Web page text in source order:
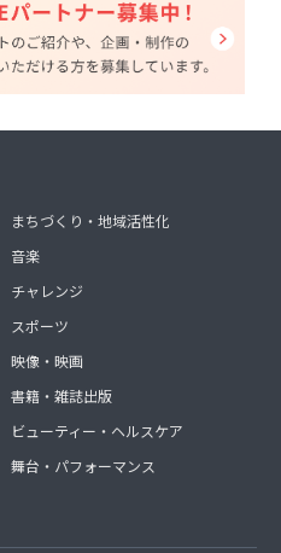
まちづくり・地域活性化
音楽
チャレンジ
スポーツ
映像・映画
書籍・雑誌出版
ビューティー・ヘルスケア
舞台・パフォーマンス